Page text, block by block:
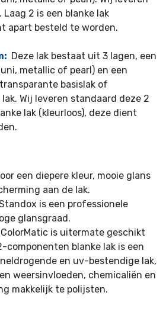
2 is een blanke lak
apart besteld te worden.
Deze lak bestaat uit 3 lagen, een
metallic of pearl) en een
basislak of
Wij leveren standaard deze 2
lak (kleurloos), deze dient
een diepere kleur, mooie glans
aan de lak.
is een professionele
glansgraad.
ColorMatic is uitermate geschikt
componenten blanke lak is een
en uv-bestendige lak,
weersinvloeden, chemicaliën en
makkelijk te polijsten.